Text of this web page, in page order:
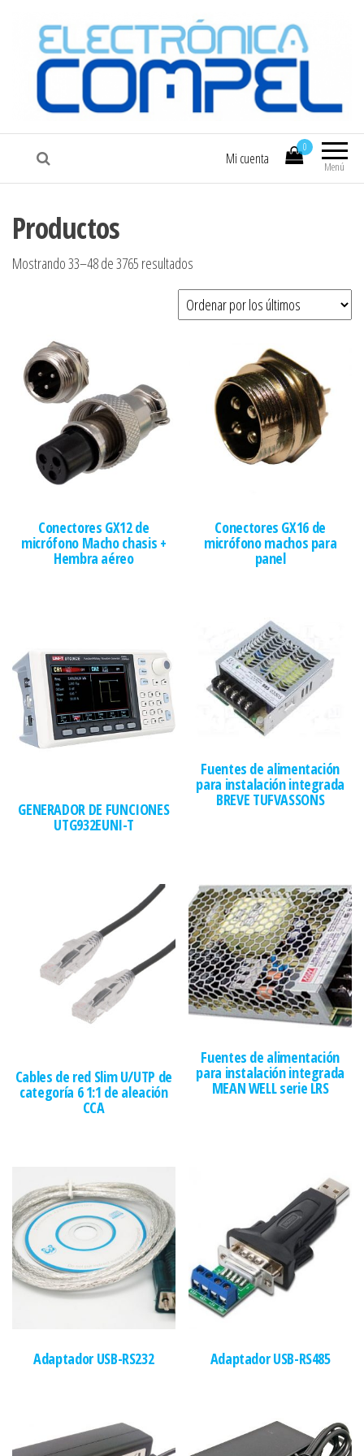
COMPEL Electrónica COMPEL
Menú
0
Mi cuenta
Productos
Mostrando 33–48 de 3765 resultados
Conectores GX12 de
micrófono Macho chasis +
Hembra aéreo
Conectores GX16 de
micrófono machos para
panel
GENERADOR DE FUNCIONES
UTG932EUNI-T
Fuentes de alimentación
para instalación integrada
BREVE TUFVASSONS
Cables de red Slim U/UTP de
categoría 6 1:1 de aleación
CCA
Fuentes de alimentación
para instalación integrada
MEAN WELL serie LRS
Adaptador USB-RS232 Adaptador USB-RS485